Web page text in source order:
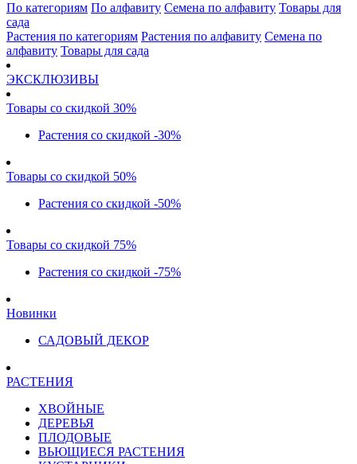
По категориям По алфавиту Семена по алфавиту Товары для
сада
Растения по категориям Растения по алфавиту Семена по
алфавиту Товары для сада
ЭКСКЛЮЗИВЫ
Товары со скидкой 30%
Растения со скидкой -30%
Товары со скидкой 50%
Растения со скидкой -50%
Товары со скидкой 75%
Растения со скидкой -75%
Новинки
САДОВЫЙ ДЕКОР
РАСТЕНИЯ
ХВОЙНЫЕ
ДЕРЕВЬЯ
ПЛОДОВЫЕ
ВЬЮЩИЕСЯ РАСТЕНИЯ